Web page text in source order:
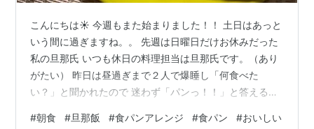
こんにちは☀ 今週もまた始まりました！！ 土日はあっと
いう間に過ぎますね。。 先週は日曜日だけお休みだった
私の旦那氏 いつも休日の料理担当は旦那氏です。（あり
がたい） 昨日は昼過ぎまで２人で爆睡し「何食べた
い？」と聞かれたので 迷わず「パンっ！！」と答える
まごパンとブロッコリーツナパンです(^▽^)/ これが秒で
#朝食 #旦那飯 #食パンアレンジ #食パン #おいしい